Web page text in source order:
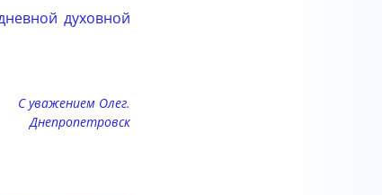
духовной
С уважением Олег.
Днепропетровск